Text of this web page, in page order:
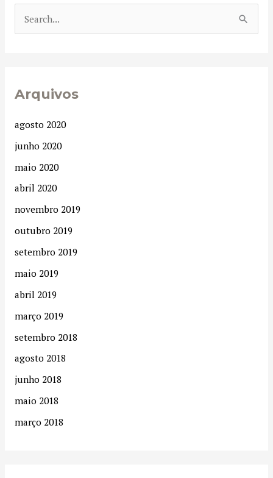
u
a
r
p
o
r
:
Arquivos
agosto 2020
junho 2020
maio 2020
abril 2020
novembro 2019
outubro 2019
setembro 2019
maio 2019
abril 2019
março 2019
setembro 2018
agosto 2018
junho 2018
maio 2018
março 2018